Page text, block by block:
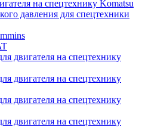
на спецтехнику Komatsu
давления для спецтехники
двигателя на спецтехнику
двигателя на спецтехнику
двигателя на спецтехнику
двигателя на спецтехнику